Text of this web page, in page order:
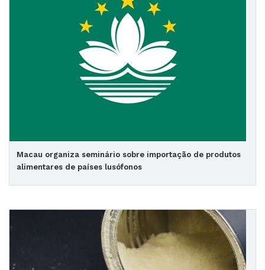
Macau organiza seminário sobre importação de produtos
alimentares de países lusófonos